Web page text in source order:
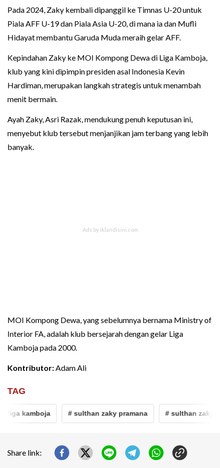
Pada 2024, Zaky kembali dipanggil ke Timnas U-20 untuk
Piala AFF U-19 dan Piala Asia U-20, di mana ia dan Mufli
Hidayat membantu Garuda Muda meraih gelar AFF.
Kepindahan Zaky ke MOI Kompong Dewa di Liga Kamboja,
klub yang kini dipimpin presiden asal Indonesia Kevin
Hardiman, merupakan langkah strategis untuk menambah
menit bermain.
Ayah Zaky, Asri Razak, mendukung penuh keputusan ini,
menyebut klub tersebut menjanjikan jam terbang yang lebih
banyak.
MOI Kompong Dewa, yang sebelumnya bernama Ministry of
Interior FA, adalah klub bersejarah dengan gelar Liga
Kamboja pada 2000.
Kontributor:Adam Ali
TAG
liga kamboja # sulthan zaky pramana # sulthan zaky
Share link: